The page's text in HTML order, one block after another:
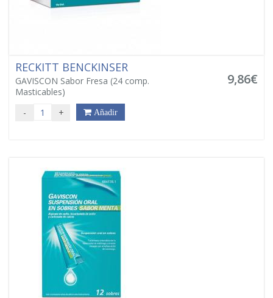
RECKITT BENCKINSER
GAVISCON Sabor Fresa (24 comp.
Masticables)
9,86€
- + Añadir